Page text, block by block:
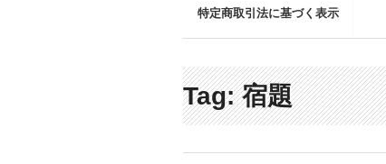
特定商取引法に基づく表示
Tag: 宿題